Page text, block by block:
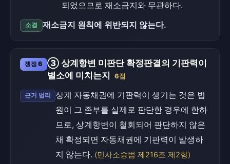
되었으므로 재소금지와 무관하다.
소결 재소금지 원칙에 위반되지 않는다.
쟁점 6
③ 상계항변 미판단 확정판결의 기판력이
별소에 미치는지
6점
근거 법리
상계 자동채권에 기판력이 생기는 것은 법
원이 그 존부를 실제로 판단한 경우에 한하
므로, 상계항변이 철회되어 판단하지 않은
채 확정되면 자동채권에 기판력이 발생하
지 않는다. (민사소송법 제216조 제2항)